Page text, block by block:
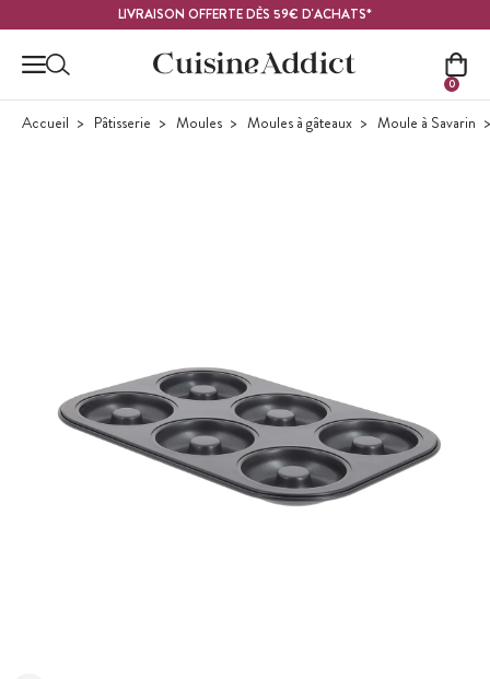
LIVRAISON OFFERTE DÈS 59€ D'ACHATS*
0
Accueil Pâtisserie Moules Moules à gâteaux Moule à Savarin